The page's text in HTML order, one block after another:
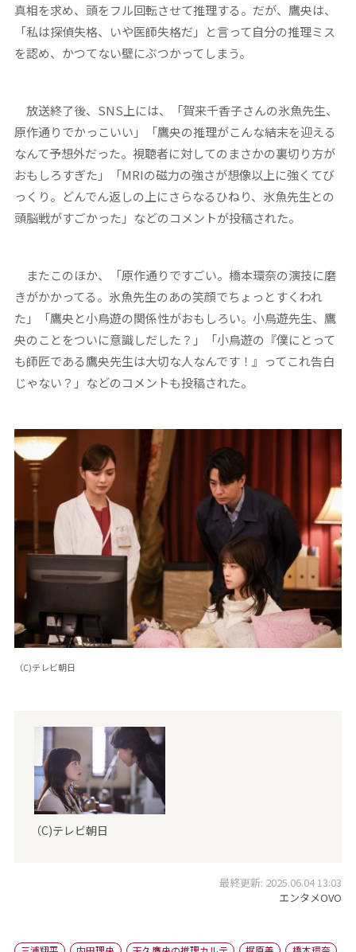
真相を求め、頭をフル回転させて推理する。だが、鷹央は、
「私は探偵失格、いや医師失格だ」と言って自分の推理ミス
を認め、かつてない壁にぶつかってしまう。
放送終了後、SNS上には、「賀来千香子さんの氷魚先生、
原作通りでかっこいい」「鷹央の推理がこんな結末を迎える
なんて予想外だった。視聴者に対してのまさかの裏切り方が
おもしろすぎた」「MRIの磁力の強さが想像以上に強くてび
っくり。どんでん返しの上にさらなるひねり、氷魚先生との
頭脳戦がすごかった」などのコメントが投稿された。
またこのほか、「原作通りですごい。橋本環奈の演技に磨
きがかかってる。氷魚先生のあの笑顔でちょっとすくわれ
た」「鷹央と小鳥遊の関係性がおもしろい。小鳥遊先生、鷹
央のことをついに意識しだした？」「小鳥遊の『僕にとって
も師匠である鷹央先生は大切な人なんです！』ってこれ告白
じゃない？」などのコメントも投稿された。
（C)テレビ朝日
（C)テレビ朝日
最終更新: 2025.06.04 13:03
エンタメOVO